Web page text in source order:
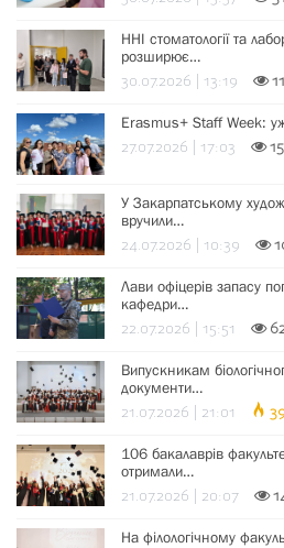
ННІ стоматології та
розширює…
30.07.2026 | 13:19
Erasmus+ Staff Week:
27.07.2026 | 17:03
У Закарпатському
вручили…
24.07.2026 | 10:39
Лави офіцерів запасу
кафедри…
22.07.2026 | 15:51
Випускникам
документи…
21.07.2026 | 21:01
106 бакалаврів
отримали…
21.07.2026 | 20:07
На філологічному